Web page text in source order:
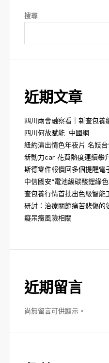
搜尋
近期文章
四川兩會融察看｜新查包
四川何故賦能_中國網
紐約演出情色年夜片 名妓
新動力car 花費熱度連續攀
斯德零件報價回多個提醒電
中信國安“電池級碳酸鋰綠
查包養行情首批出色級智能
研討：治療關節痛苦悲傷的
癡呆癥風險相關
近期留言
尚無留言可供顯示。